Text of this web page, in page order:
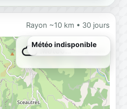
Rayon ~10 km • 30 jours
Météo…Chargement